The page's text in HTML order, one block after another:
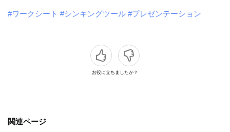
#ワークシート #シンキングツール #プレゼンテーション
お役に立ちましたか？
関連ページ